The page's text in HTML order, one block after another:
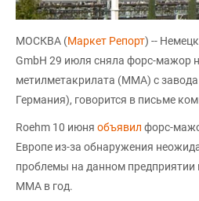
МОСКВА (Маркет Репорт) --
GmbH 29 июля сняла форс-мажор
метилметакрилата (ММА) с завода
Германия), говорится в письме
Roehm 10 июня объявил форс-
Европе из-за обнаружения
проблемы на данном
ММА в год.